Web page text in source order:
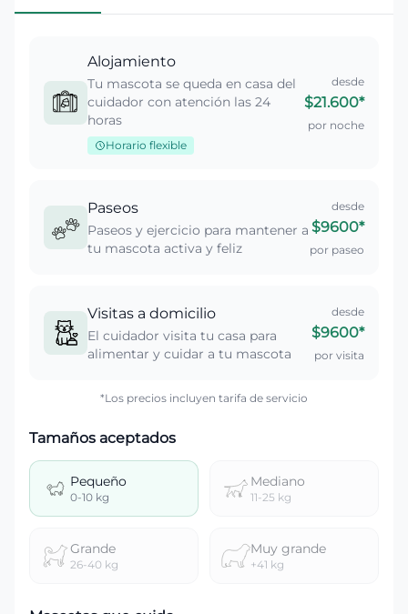
Estados Unidos quedándome en casas donde me hacía
historias hermosas y extraordinarias y cada animalito
pasa instantáneamente a ocupar un lugar en mi
corazón.
Alojamiento
Tu mascota se queda en casa del
cuidador con atención las 24
horas
Horario flexible
desde
$21.600*
por noche
Paseos
Paseos y ejercicio para mantener a
tu mascota activa y feliz
desde
$9600*
por paseo
Visitas a domicilio
El cuidador visita tu casa para
alimentar y cuidar a tu mascota
desde
$9600*
por visita
*Los precios incluyen tarifa de servicio
Tamaños aceptados
Pequeño
0-10 kg
Mediano
11-25 kg
Grande
26-40 kg
Muy grande
+41 kg